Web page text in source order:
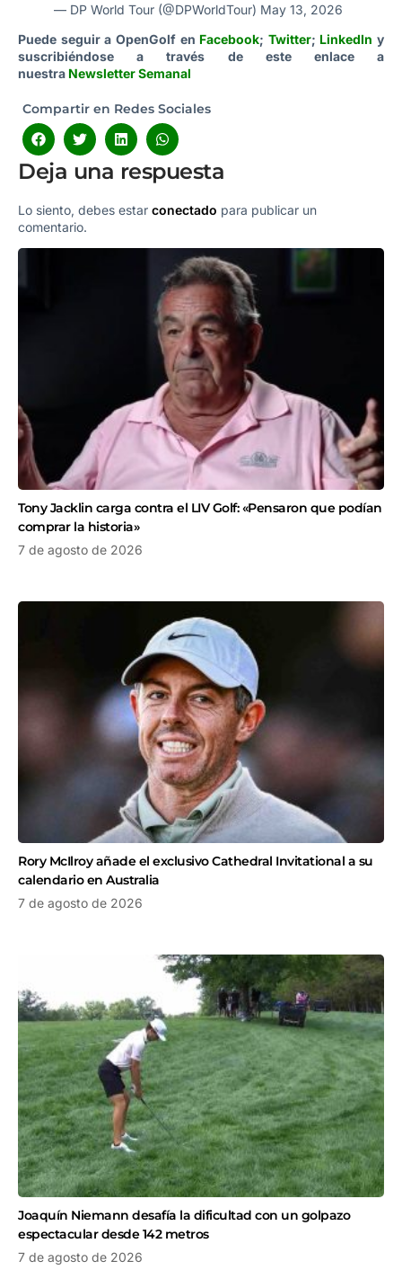
— DP World Tour (@DPWorldTour) May 13, 2026
Puede seguir a OpenGolf en Facebook; Twitter; LinkedIn y
suscribiéndose a través de este enlace a
nuestra Newsletter Semanal
Compartir en Redes Sociales
Deja una respuesta
Lo siento, debes estar conectado para publicar un
comentario.
Tony Jacklin carga contra el LIV Golf: «Pensaron que podían
comprar la historia»
7 de agosto de 2026
Rory McIlroy añade el exclusivo Cathedral Invitational a su
calendario en Australia
7 de agosto de 2026
Joaquín Niemann desafía la dificultad con un golpazo
espectacular desde 142 metros
7 de agosto de 2026